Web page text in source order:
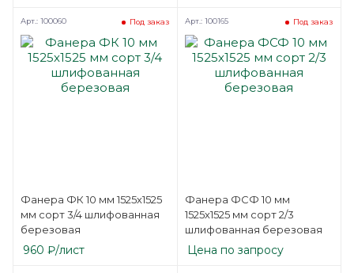
Фанера ФК 10 мм 1525х1525
мм сорт 3/4 шлифованная
березовая
Под заказ
Арт.: 100060
960 ₽/лист
Фанера ФСФ 10 мм
1525х1525 мм сорт 2/3
шлифованная березовая
Под заказ
Арт.: 100165
Цена по запросу